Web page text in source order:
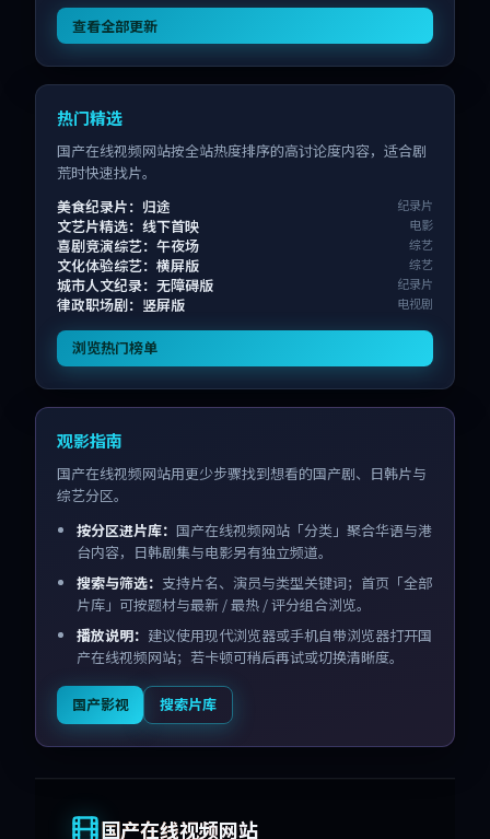
查看全部更新
热门精选
国产在线视频网站按全站热度排序的高讨论度内容，适合剧
荒时快速找片。
美食纪录片：归途
纪录片
文艺片精选：线下首映 电影
喜剧竞演综艺：午夜场 综艺
文化体验综艺：横屏版 综艺
城市人文纪录：无障碍版 纪录片
律政职场剧：竖屏版 电视剧
浏览热门榜单
观影指南
国产在线视频网站用更少步骤找到想看的国产剧、日韩片与
综艺分区。
按分区进片库： 国产在线视频网站「分类」聚合华语与港
台内容，日韩剧集与电影另有独立频道。
搜索与筛选： 支持片名、演员与类型关键词；首页「全部
片库」可按题材与最新 / 最热 / 评分组合浏览。
播放说明： 建议使用现代浏览器或手机自带浏览器打开国
产在线视频网站；若卡顿可稍后再试或切换清晰度。
国产影视 搜索片库
国产在线视频网站